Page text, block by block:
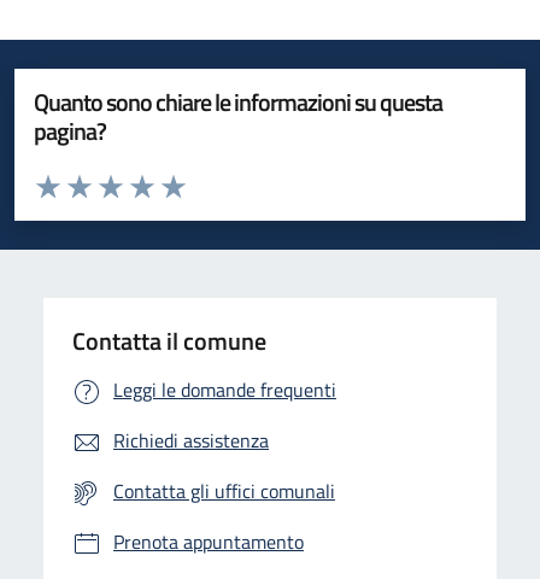
Quanto sono chiare le informazioni su questa
pagina?
Valuta da 1 a 5 stelle la pagina
Valuta 5 stelle su 5
Valuta 4 stelle su 5
Valuta 3 stelle su 5
Valuta 2 stelle su 5
Valuta 1 stelle su 5
Contatta il comune
Leggi le domande frequenti
Richiedi assistenza
Contatta gli uffici comunali
Prenota appuntamento